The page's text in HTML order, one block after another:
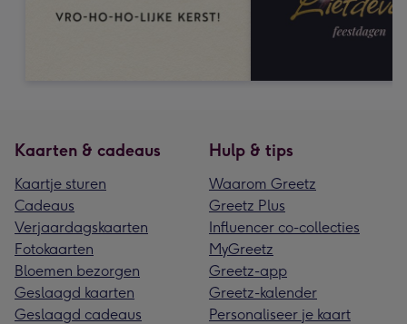
Kaarten & cadeaus
Kaartje sturen
Cadeaus
Verjaardagskaarten
Fotokaarten
Bloemen bezorgen
Geslaagd kaarten
Geslaagd cadeaus
Hulp & tips
Waarom Greetz
Greetz Plus
Influencer co-collecties
MyGreetz
Greetz-app
Greetz-kalender
Personaliseer je kaart